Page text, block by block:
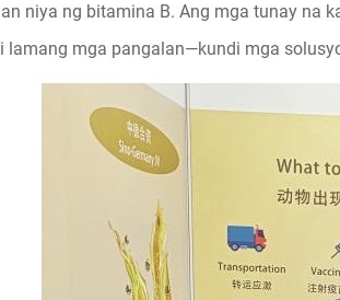
niya ng bitamina B. Ang mga tunay na
lamang mga pangalan—kundi mga